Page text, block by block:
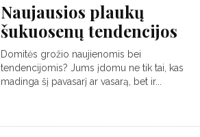
Naujausios plaukų
šukuosenų tendencijos
Domitės grožio naujienomis bei
tendencijomis? Jums įdomu ne tik tai, kas
madinga šį pavasarį ar vasarą, bet ir...